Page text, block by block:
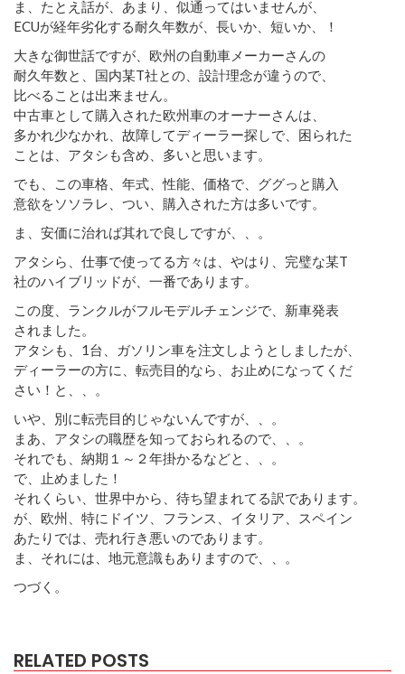
ま、たとえ話が、あまり、似通ってはいませんが、
ECUが経年劣化する耐久年数が、長いか、短いか、！
大きな御世話ですが、欧州の自動車メーカーさんの
耐久年数と、国内某T社との、設計理念が違うので、
比べることは出来ません。
中古車として購入された欧州車のオーナーさんは、
多かれ少なかれ、故障してディーラー探しで、困られた
ことは、アタシも含め、多いと思います。
でも、この車格、年式、性能、価格で、ググっと購入
意欲をソソラレ、つい、購入された方は多いです。
ま、安価に治れば其れで良しですが、、。
アタシら、仕事で使ってる方々は、やはり、完璧な某T
社のハイブリッドが、一番であります。
この度、ランクルがフルモデルチェンジで、新車発表
されました。
アタシも、1台、ガソリン車を注文しようとしましたが、
ディーラーの方に、転売目的なら、お止めになってくだ
さい！と、、。
いや、別に転売目的じゃないんですが、、。
まあ、アタシの職歴を知っておられるので、、。
それでも、納期１～２年掛かるなどと、、。
で、止めました！
それくらい、世界中から、待ち望まれてる訳であります。
が、欧州、特にドイツ、フランス、イタリア、スペイン
あたりでは、売れ行き悪いのであります。
ま、それには、地元意識もありますので、、。
つづく。
RELATED POSTS